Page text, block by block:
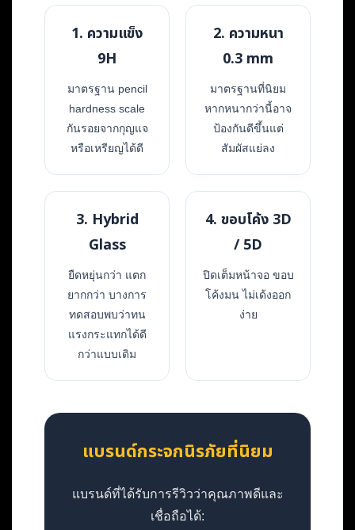
1. ความแข็ง
9H
มาตรฐาน pencil
hardness scale
กันรอยจากกุญแจ
หรือเหรียญได้ดี
2. ความหนา
0.3 mm
มาตรฐานที่นิยม
หากหนากว่านี้อาจ
ป้องกันดีขึ้นแต่
สัมผัสแย่ลง
3. Hybrid
Glass
ยืดหยุ่นกว่า แตก
ยากกว่า บางการ
ทดสอบพบว่าทน
แรงกระแทกได้ดี
กว่าแบบเดิม
4. ขอบโค้ง 3D
/ 5D
ปิดเต็มหน้าจอ ขอบ
โค้งมน ไม่เด้งออก
ง่าย
แบรนด์กระจกนิรภัยที่นิยม
แบรนด์ที่ได้รับการรีวิวว่าคุณภาพดีและ
เชื่อถือได้: